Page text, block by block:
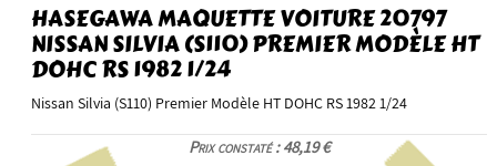
HASEGAWA MAQUETTE VOITURE 20797
NISSAN SILVIA (S110) PREMIER MODÈLE HT
DOHC RS 1982 1/24
Nissan Silvia (S110) Premier Modèle HT DOHC RS 1982 1/24
Prix constaté : 48,19 €